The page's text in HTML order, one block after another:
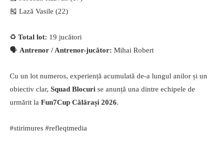
🎽 Lază Vasile (22)
♻️ Total lot: 19 jucători
🗣 Antrenor / Antrenor-jucător: Mihai Robert
Cu un lot numeros, experiență acumulată de-a lungul anilor și un
obiectiv clar, Squad Blocuri se anunță una dintre echipele de
urmărit la Fun7Cup Călărași 2026.
#stirimures #refleqtmedia